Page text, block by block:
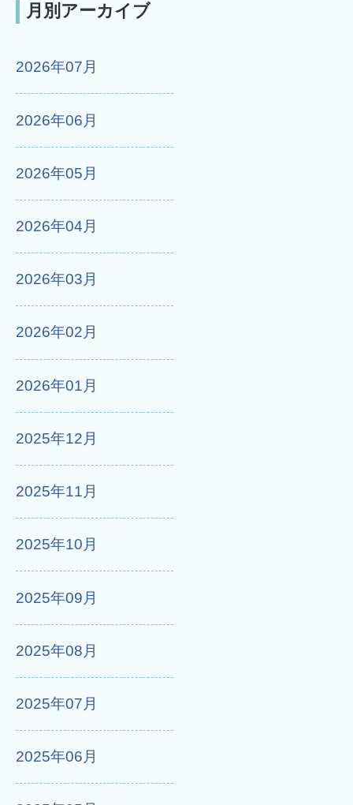
月別アーカイブ
2026年07月
2026年06月
2026年05月
2026年04月
2026年03月
2026年02月
2026年01月
2025年12月
2025年11月
2025年10月
2025年09月
2025年08月
2025年07月
2025年06月